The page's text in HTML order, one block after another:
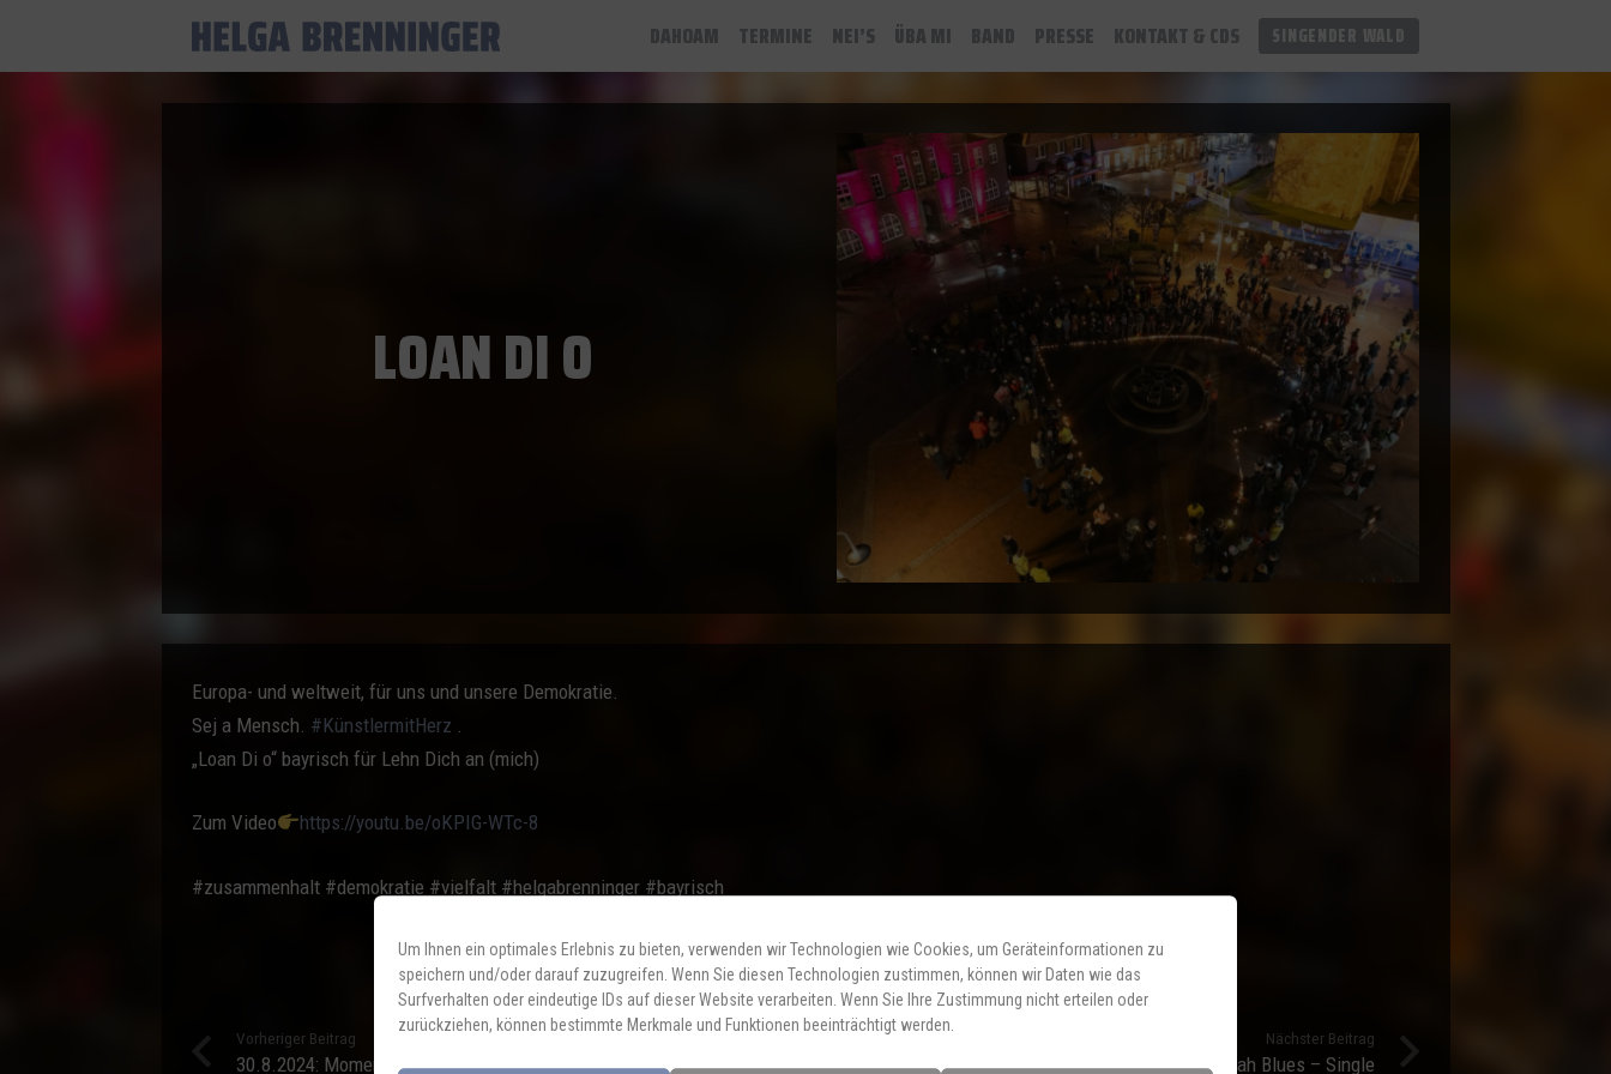
Um Ihnen ein optimales Erlebnis zu bieten, verwenden wir Technologien wie Cookies, um Geräteinformationen zu
speichern und/oder darauf zuzugreifen. Wenn Sie diesen Technologien zustimmen, können wir Daten wie das
Surfverhalten oder eindeutige IDs auf dieser Website verarbeiten. Wenn Sie Ihre Zustimmung nicht erteilen oder
zurückziehen, können bestimmte Merkmale und Funktionen beeinträchtigt werden.
DAHOAM TERMINE NEI’S ÜBA MI BAND PRESSE KONTAKT & CDS SINGENDER WALD
LOAN DI O
Europa- und weltweit, für uns und unsere Demokratie.
Sej a Mensch. #KünstlermitHerz
„Loan Di o“ bayrisch für Lehn Dich an (mich)
Zum Video https://youtu.be/oKPIG-WTc-8
#zusammenhalt #demokratie #vielfalt #helgabrenninger #bayrisch
Vorheriger Beitrag
30.8.2024: MomentnRoas mit dem Max von Milland Trio – jodeln und Gipfebrenna mit Helga Brenninger
Nächster Beitrag
Mei Ruah Blues – Single